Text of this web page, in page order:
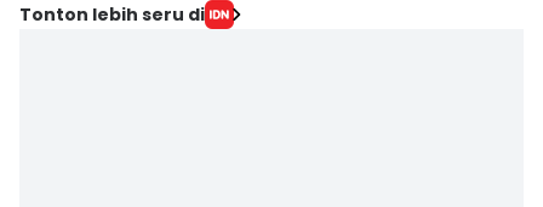
Tonton lebih seru di